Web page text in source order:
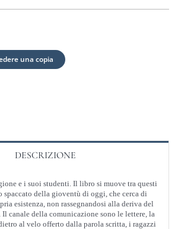
una copia
DESCRIZIONE
e i suoi studenti. Il libro si muove tra questi
spaccato della gioventù di oggi, che cerca di
esistenza, non rassegnandosi alla deriva del
canale della comunicazione sono le lettere, la
al velo offerto dalla parola scritta, i ragazzi